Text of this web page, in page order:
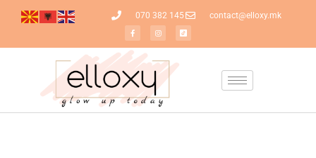
070 382 145 contact@elloxy.mk